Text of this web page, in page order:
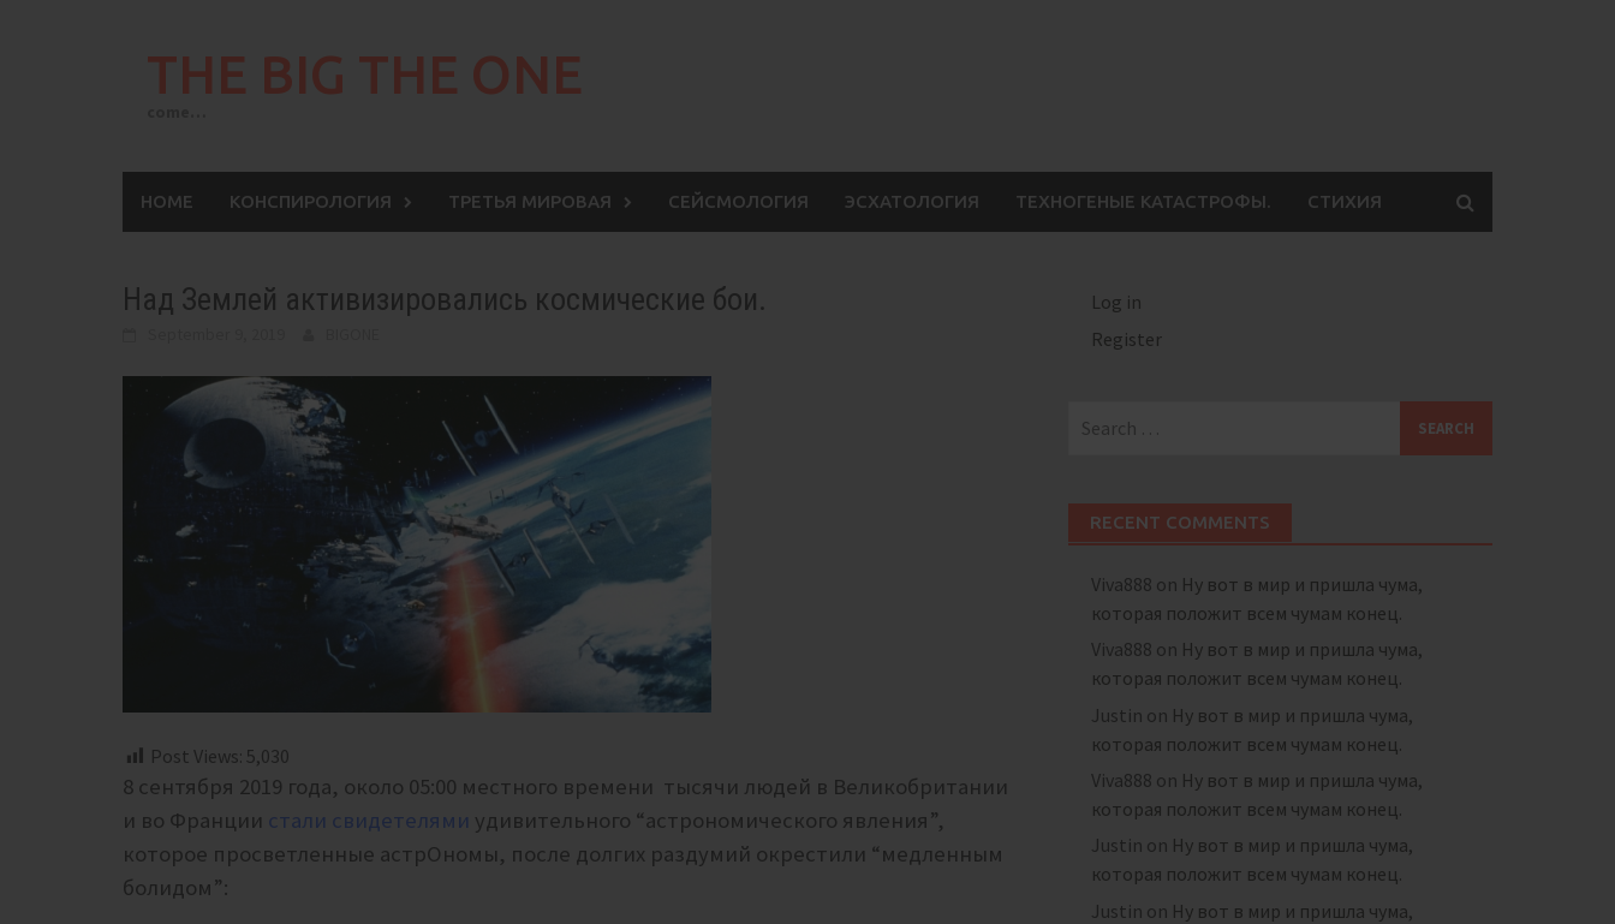
THE BIG THE ONE
HOME КОНСПИРОЛОГИЯ ТРЕТЬЯ МИРОВАЯ СЕЙСМОЛОГИЯ ЭСХАТОЛОГИЯ ТЕХНОГЕНЫЕ КАТАСТРОФЫ. СТИХИЯ
Над Землей активизировались космические бои.
Post Views: 5,030
8 сентября 2019 года, около 05:00 местного времени тысячи людей в Великобритании
и во Франции стали свидетелями удивительного “астрономического явления”,
которое просветленные астрОномы, после долгих раздумий окрестили “медленным
болидом”:
Log in
Register
for:
RECENT COMMENTS
Viva888 on Ну вот в мир и пришла чума,
которая положит всем чумам конец.
Viva888 on Ну вот в мир и пришла чума,
которая положит всем чумам конец.
Justin on Ну вот в мир и пришла чума,
которая положит всем чумам конец.
Viva888 on Ну вот в мир и пришла чума,
которая положит всем чумам конец.
Justin on Ну вот в мир и пришла чума,
которая положит всем чумам конец.
Justin on Ну вот в мир и пришла чума,